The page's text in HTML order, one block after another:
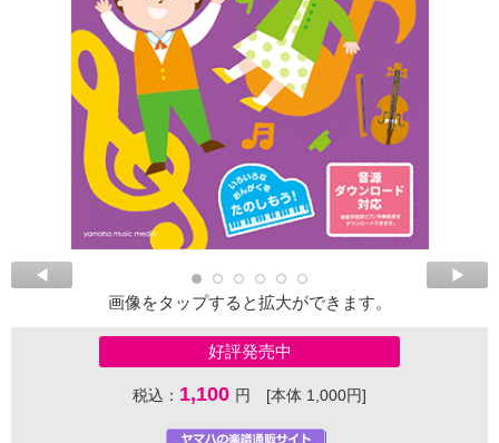
画像をタップすると拡大ができます。
好評発売中
税込： 1,100 円 [本体 1,000円]